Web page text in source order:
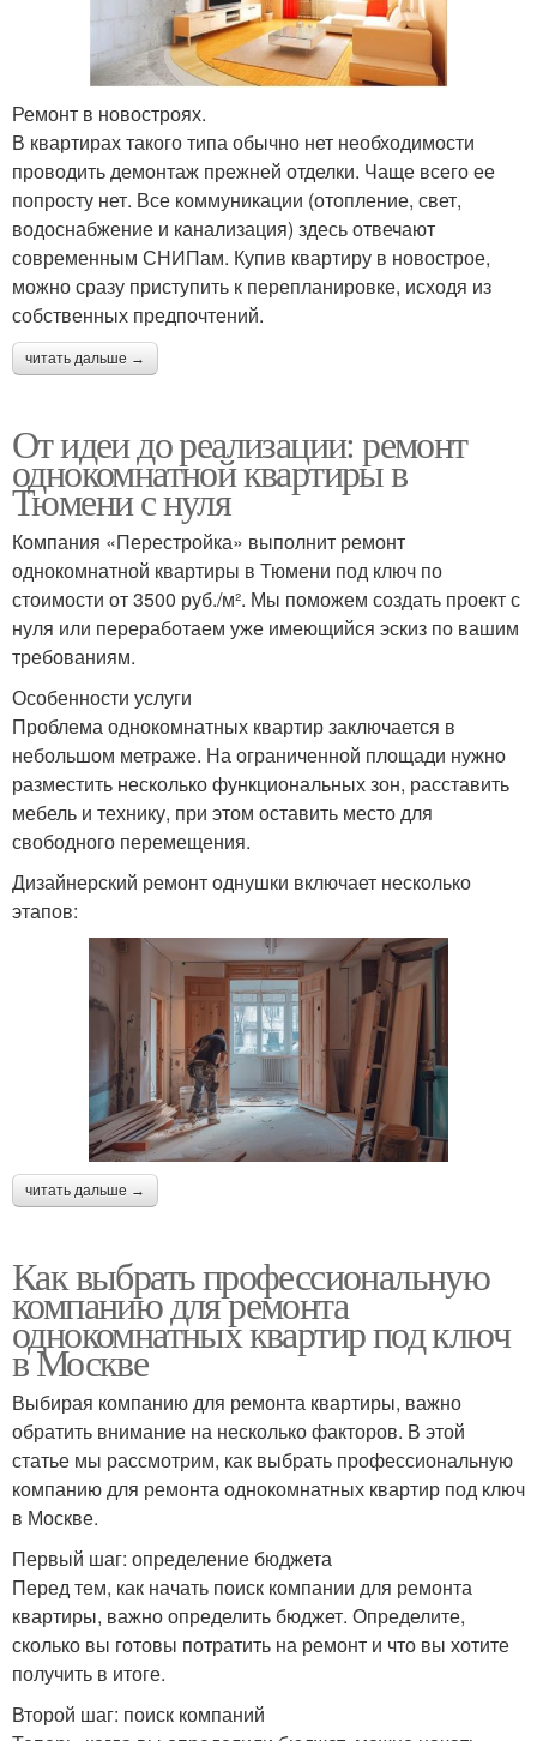
Ремонт в новостроях.
В квартирах такого типа обычно нет необходимости
проводить демонтаж прежней отделки. Чаще всего ее
попросту нет. Все коммуникации (отопление, свет,
водоснабжение и канализация) здесь отвечают
современным СНИПам. Купив квартиру в новострое,
можно сразу приступить к перепланировке, исходя из
собственных предпочтений.
читать дальше →
От идеи до реализации: ремонт
однокомнатной квартиры в
Тюмени с нуля
Компания «Перестройка» выполнит ремонт
однокомнатной квартиры в Тюмени под ключ по
стоимости от 3500 руб./м². Мы поможем создать проект с
нуля или переработаем уже имеющийся эскиз по вашим
требованиям.
Особенности услуги
Проблема однокомнатных квартир заключается в
небольшом метраже. На ограниченной площади нужно
разместить несколько функциональных зон, расставить
мебель и технику, при этом оставить место для
свободного перемещения.
Дизайнерский ремонт однушки включает несколько
этапов:
читать дальше →
Как выбрать профессиональную
компанию для ремонта
однокомнатных квартир под ключ
в Москве
Выбирая компанию для ремонта квартиры, важно
обратить внимание на несколько факторов. В этой
статье мы рассмотрим, как выбрать профессиональную
компанию для ремонта однокомнатных квартир под ключ
в Москве.
Первый шаг: определение бюджета
Перед тем, как начать поиск компании для ремонта
квартиры, важно определить бюджет. Определите,
сколько вы готовы потратить на ремонт и что вы хотите
получить в итоге.
Второй шаг: поиск компаний